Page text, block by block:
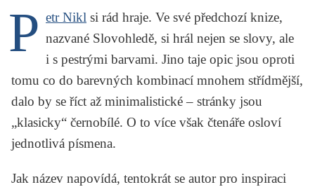
SLOUPEK
ILIGLOSA
P etr Nikl si rád hraje. Ve své předchozí knize,
nazvané Slovohledě, si hrál nejen se slovy, ale
i s pestrými barvami. Jino taje opic jsou oproti
tomu co do barevných kombinací mnohem střídmější,
dalo by se říct až minimalistické – stránky jsou
„klasicky“ černobílé. O to více však čtenáře osloví
jednotlivá písmena.
Jak název napovídá, tentokrát se autor pro inspiraci